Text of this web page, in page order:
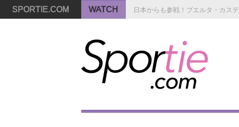
SPORTIE.COM WATCH 日本からも参戦！ブエルタ・カス